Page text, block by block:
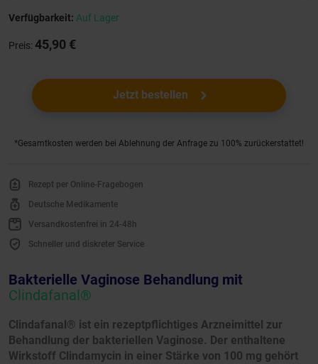
Verfügbarkeit: Auf Lager
Preis: 45,90 €
Jetzt bestellen
*Gesamtkosten werden bei Ablehnung der Anfrage zu 100% zurückerstattet!
Rezept per Online-Fragebogen
Deutsche Medikamente
Versandkostenfrei in 24-48h
Schneller und diskreter Service
Bakterielle Vaginose Behandlung mit
Clindafanal®
Clindafanal® ist ein rezeptpflichtiges Arzneimittel zur
Behandlung der bakteriellen Vaginose. Der enthaltene
Wirkstoff Clindamycin in einer Stärke von 100 mg gehört